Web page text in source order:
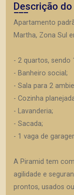
Descrição
Apartamento
Martha, Zona Sul
- 2 quartos,
- Banheiro social;
- Sala para 2
- Cozinha
- Lavanderia;
- Sacada;
- 1 vaga de
A Piramid tem
agilidade e
prontos, usados